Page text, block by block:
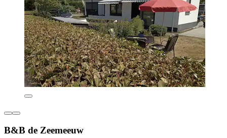
B&B de Zeemeeuw